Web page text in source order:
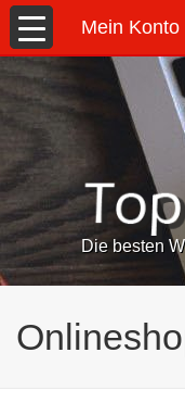
Mein Konto
Die besten